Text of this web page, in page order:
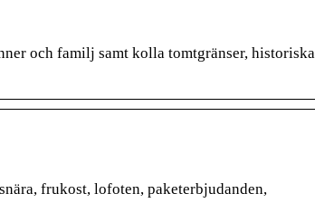
och familj samt kolla tomtgränser, historiska
frukost, lofoten, paketerbjudanden,